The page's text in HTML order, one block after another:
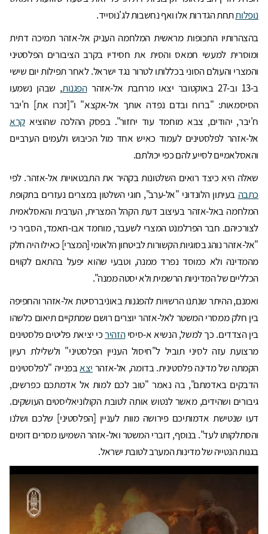
נופלותתחת הגדרות אלו ואף נחשבות לג'נוסייד.
בהצהרותיו התכופות מראשית המלחמה העניק אל-אזהר תמיכה דתית
ומוסרית למעשי חמאס והסית את חסידיו בקרב הציבורים הפלסטיני
והמצרי והעולם הסוני בכללותו לטרור נגד ישראל. לאחר תפילות יום שישי
ב-13 וב-27 באוקטובר יצאו מרחבת אל-אזהר
הפגנות, שבהן נשמעו
הסיסמאות: "ברוח ובדם נפדה אותך אל-אקצא" ו"[זכרו את] ח'יבר
ח'יבר, יהודים, צבא מוחמד עוד יחזור". בפסק ההלכה שהוציאקרא
אל-אזהר לפלסטינים לעמוד כאיש אחד מול הכיבוש ולעמים הערביים
והאסלאמיים לסייע להם כפי יכולתם.
שאלה היא כיצד רואים השלטונות בקהיר את התבטאויות אל-אזהר. לפי
כתבה בעיתון הלונדוני "אל-ערב", חוגי השלטון במצרים נעזרים בתקופת
המלחמה באל-אזהר בעיצוב דעת הקהל המצרית, הערבית והאסלאמית
לצורכיהם. חבר הפרלמנט המצרי לשעבר, מוחמד אבו-חאמד, הסביר כי
"אל-אזהר נוהג בסוגיות הקשורות לביטחון הלאומי [המצרי] כאילו היה חלק
מהמדינה ולא כמוסד נפרד ממנה, וטבעי שהוא יפעל בהתאם לקווים
הכלליים של המדיניות הרשמית ולא יסטה ממנה".
ואמנם, ההיתר שנתנו הרשויות להפגנות באוניברסיטת אל-אזהר והחפיפה
בין חלק ממסרי המשטר לאל-אזהר יוצרים רושם שמתקיים תיאום כלשהו
בין הצדדים. כך למשל, הנשיא א-סיסיהזהירכי יציאת פליטים פלסטינים
מרצועת עזה לסיני תוביל ל"חיסול העניין הפלסטיני" ולשלילת רעיון
הקמתה של מדינה פלסטינית. בדומה, אל-אזהר יצאבפנייה "לפלסטינים
הדבקים באדמתם", בה נאמר "טוב לכם למות אל אדמתכם כפרשים,
גיבורים ושהידים, מאשר לנטוש אותה לטובת הקולוניאליסטים העושקים.
דעו שנטישת אדמותיכם פירושה מוות לעניין [הפלסטיני] שלכם ושלנו
והסתלקותו לעד". בנוסף, דוברי המשטר ואל-אזהר השמיעו מסרים דומים
בגנות הנטייה של מדינות המערב לטובת ישראל.